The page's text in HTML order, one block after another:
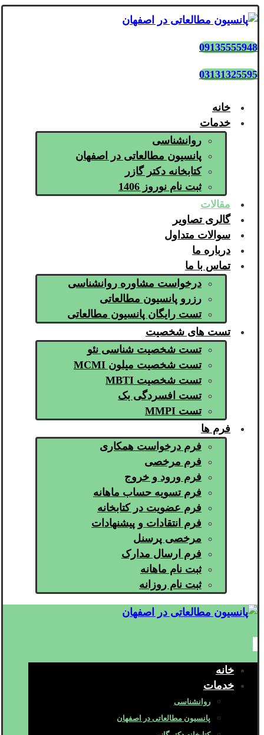
09135555948
03131325595
خانه
خدمات
روانشناسی
پانسیون مطالعاتی در اصفهان
کتابخانه دکتر گازر
ثبت نام نوروز 1406
مقالات
گالری تصاویر
سوالات متداول
درباره ما
تماس با ما
درخواست مشاوره روانشناسی
رزرو پانسیون مطالعاتی
تست رایگان پانسیون مطالعاتی
تست های شخصیت
تست شخصیت شناسی نئو
تست شخصیت میلون MCMI
تست شخصیت MBTI
تست افسردگی بک
تست MMPI
فرم ها
فرم درخواست همکاری
فرم مرخصی
فرم ورود و خروج
فرم تسویه حساب ماهانه
فرم عضویت در کتابخانه
فرم انتقادات و پیشنهادات
مرخصی پرسنل
فرم ارسال مدارک
ثبت نام ماهانه
ثبت نام روزانه
خانه
خدمات
روانشناسی
پانسیون مطالعاتی در اصفهان